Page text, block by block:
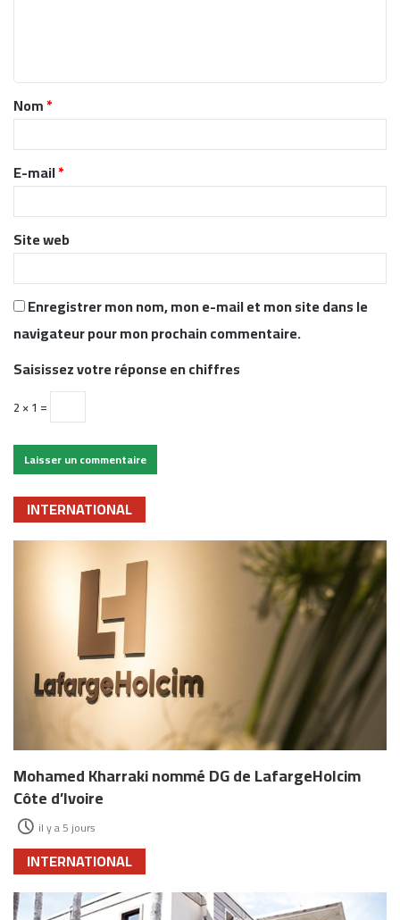
t
a
r
e
*
Nom*
E-mail*
Site web
Enregistrer mon nom, mon e-mail et mon site dans le
navigateur pour mon prochain commentaire.
Saisissez votre réponse en chiffres
2 × 1 =
INTERNATIONAL
Mohamed Kharraki nommé DG de LafargeHolcim
Côte d’Ivoire
il y a 5 jours
INTERNATIONAL